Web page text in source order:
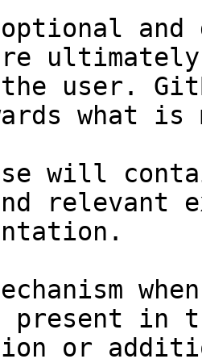
and
user.
what
will
relevant
in
or